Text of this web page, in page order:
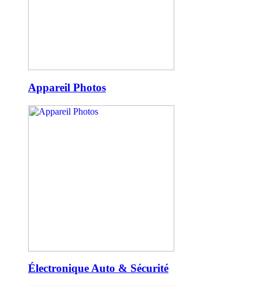
Appareil Photos
Électronique Auto & Sécurité